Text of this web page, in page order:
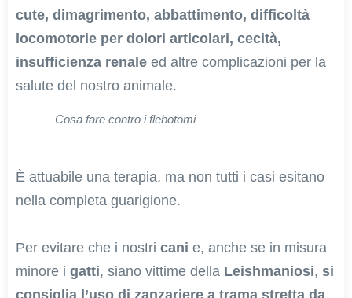
cute, dimagrimento, abbattimento, difficoltà
locomotorie per dolori articolari, cecità,
insufficienza renale ed altre complicazioni per la
salute del nostro animale.
Cosa fare contro i flebotomi
È attuabile una terapia, ma non tutti i casi esitano
nella completa guarigione.
Per evitare che i nostri cani e, anche se in misura
minore i gatti, siano vittime della Leishmaniosi, si
consiglia l’uso di zanzariere a trama stretta da